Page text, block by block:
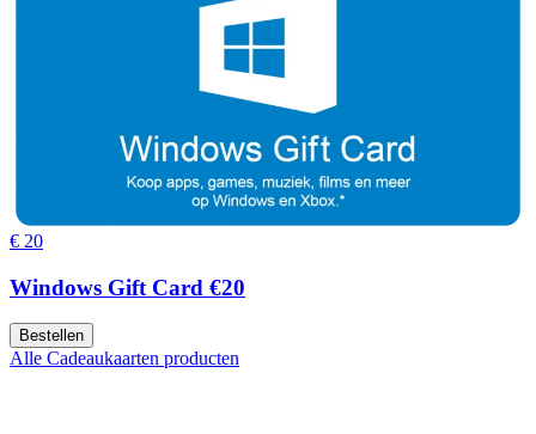
€ 20
Windows Gift Card €20
Bestellen
Alle Cadeaukaarten producten